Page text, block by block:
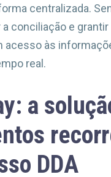
centralizada.
conciliação e
acesso às
real.
a
DDA